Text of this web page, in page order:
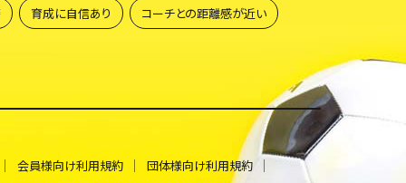
育成に自信あり コーチとの距離感が近い
会員様向け利用規約
団体様向け利用規約